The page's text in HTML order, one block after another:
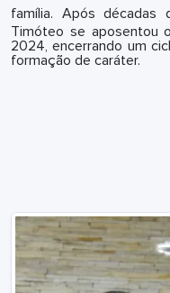
família. Após décadas
Timóteo se aposentou
2024, encerrando um
formação de caráter.